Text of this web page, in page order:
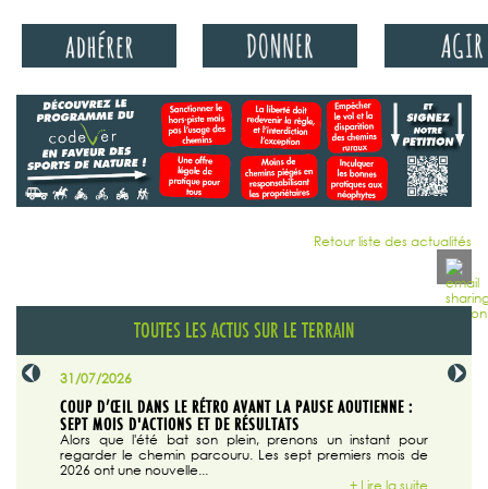
Retour liste des actualités
TOUTES LES ACTUS SUR LE TERRAIN
31/07/2026
COUP D’ŒIL DANS LE RÉTRO AVANT LA PAUSE AOUTIENNE :
SEPT MOIS D'ACTIONS ET DE RÉSULTATS
Alors que l'été bat son plein, prenons un instant pour
regarder le chemin parcouru. Les sept premiers mois de
2026 ont une nouvelle...
+ Lire la suite
29/07/